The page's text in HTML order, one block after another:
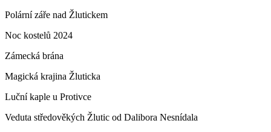
Polární záře nad Žlutickem
Noc kostelů 2024
Zámecká brána
Magická krajina Žluticka
Luční kaple u Protivce
Veduta středověkých Žlutic od Dalibora Nesnídala